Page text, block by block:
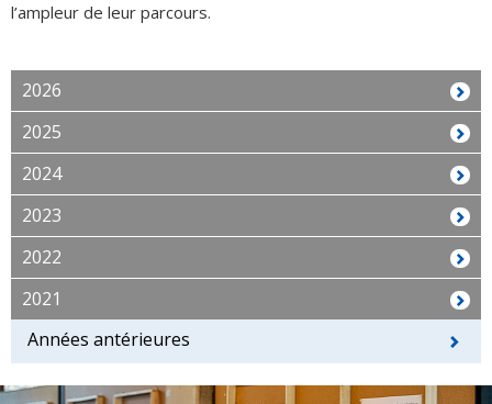
l’ampleur de leur parcours.
2026
2025
2024
2023
2022
2021
Années antérieures